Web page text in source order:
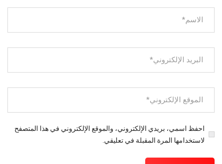
احفظ اسمي، بريدي الإلكتروني، والموقع الإلكتروني في هذا المتصفح
لاستخدامها المرة المقبلة في تعليقي.